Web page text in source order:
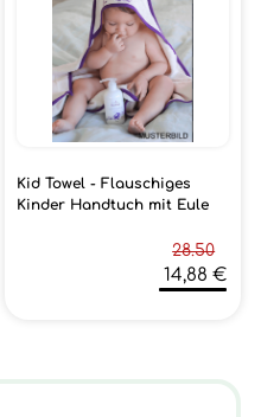
Kid Towel - Flauschiges
Kinder Handtuch mit Eule
28.50
14,88 €